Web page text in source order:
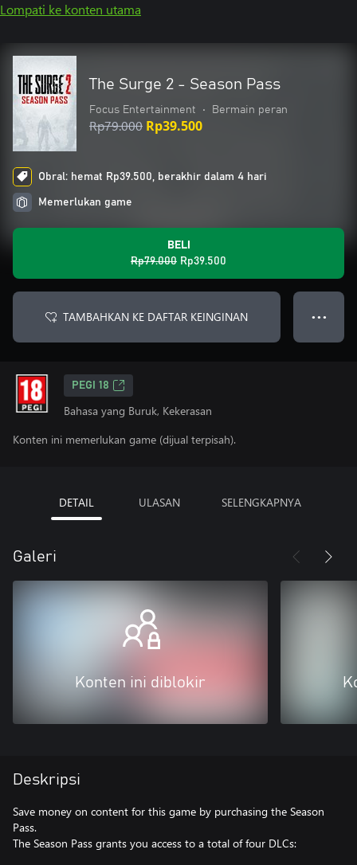
Lompati ke konten utama
The Surge 2 - Season Pass
Focus Entertainment • Bermain peran
Rp79.000 Rp39.500
Obral: hemat Rp39.500, berakhir dalam 4 hari
Memerlukan game
BELI
Rp79.000 Rp39.500
TAMBAHKAN KE DAFTAR KEINGINAN ● ● ●
PEGI 18
Bahasa yang Buruk, Kekerasan
Konten ini memerlukan game (dijual terpisah).
DETAIL ULASAN SELENGKAPNYA
Galeri
Konten ini diblokir
Deskripsi
Save money on content for this game by purchasing the Season
Pass.
The Season Pass grants you access to a total of four DLCs: